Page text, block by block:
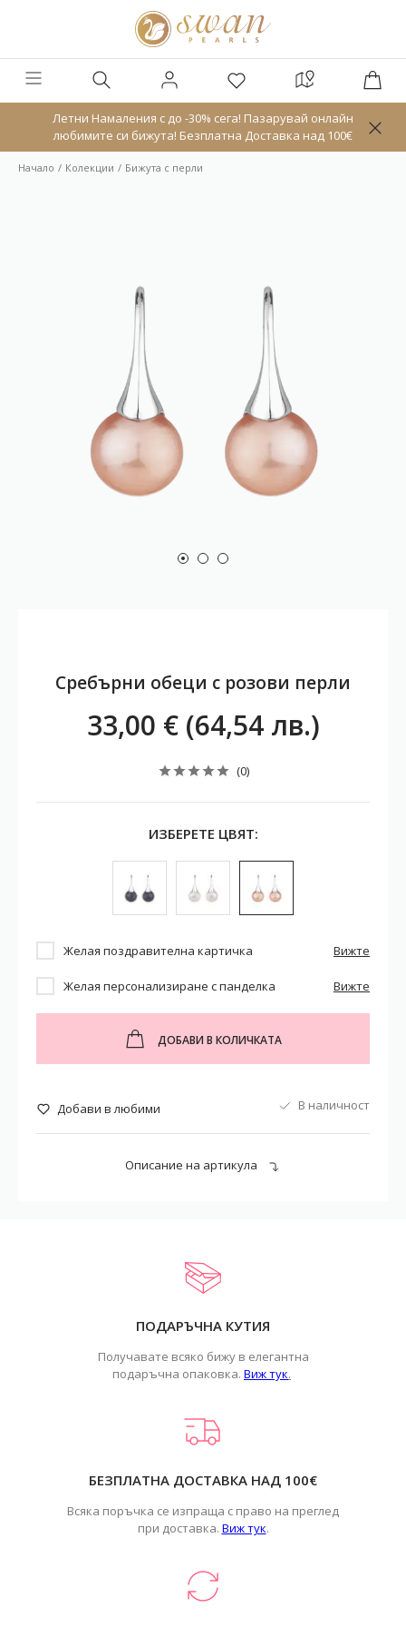
Летни Намаления с до -30% сега! Пазарувай онлайн
любимите си бижута! Безплатна Доставка над 100€
Начало Колекции Бижута с перли
Сребърни обеци с розови перли
33,00 € (64,54 лв.)
(0)
ИЗБЕРЕТЕ ЦВЯТ:
Желая поздравителна картичка Вижте
Желая персонализиране с панделка Вижте
ДОБАВИ В КОЛИЧКАТА
Добави в любими В наличност
Описание на артикула
ПОДАРЪЧНА КУТИЯ
Получавате всяко бижу в елегантна
подаръчна опаковка. Виж тук.
БЕЗПЛАТНА ДОСТАВКА НАД 100€
Всяка поръчка се изпраща с право на преглед
при доставка. Виж тук.